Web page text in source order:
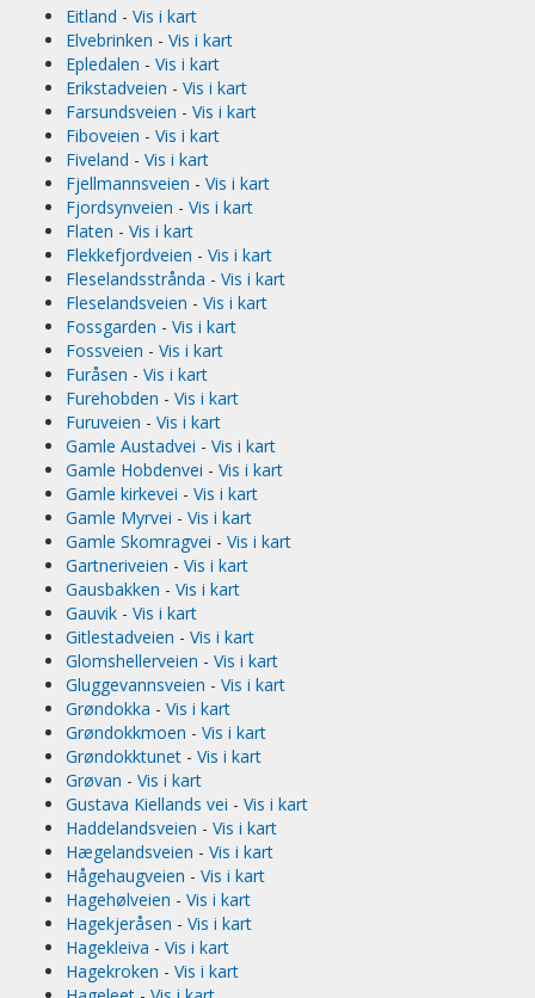
Eitland - Vis i kart
Elvebrinken - Vis i kart
Epledalen - Vis i kart
Erikstadveien - Vis i kart
Farsundsveien - Vis i kart
Fiboveien - Vis i kart
Fiveland - Vis i kart
Fjellmannsveien - Vis i kart
Fjordsynveien - Vis i kart
Flaten - Vis i kart
Flekkefjordveien - Vis i kart
Fleselandsstrånda - Vis i kart
Fleselandsveien - Vis i kart
Fossgarden - Vis i kart
Fossveien - Vis i kart
Furåsen - Vis i kart
Furehobden - Vis i kart
Furuveien - Vis i kart
Gamle Austadvei - Vis i kart
Gamle Hobdenvei - Vis i kart
Gamle kirkevei - Vis i kart
Gamle Myrvei - Vis i kart
Gamle Skomragvei - Vis i kart
Gartneriveien - Vis i kart
Gausbakken - Vis i kart
Gauvik - Vis i kart
Gitlestadveien - Vis i kart
Glomshellerveien - Vis i kart
Gluggevannsveien - Vis i kart
Grøndokka - Vis i kart
Grøndokkmoen - Vis i kart
Grøndokktunet - Vis i kart
Grøvan - Vis i kart
Gustava Kiellands vei - Vis i kart
Haddelandsveien - Vis i kart
Hægelandsveien - Vis i kart
Hågehaugveien - Vis i kart
Hagehølveien - Vis i kart
Hagekjeråsen - Vis i kart
Hagekleiva - Vis i kart
Hagekroken - Vis i kart